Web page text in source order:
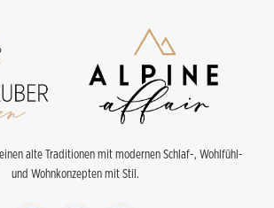
alte Traditionen mit modernen Schlaf-, Wohlfühl-
und Wohnkonzepten mit Stil.